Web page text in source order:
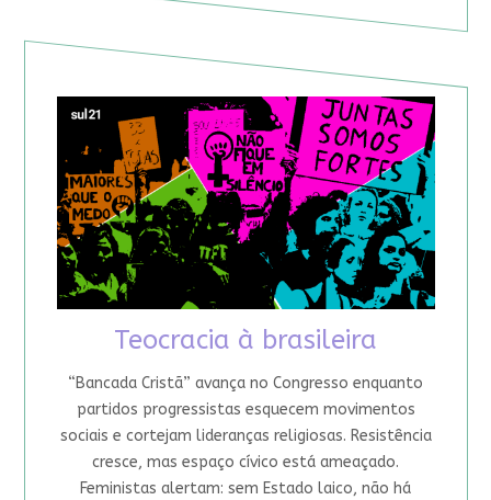
Teocracia à brasileira
“Bancada Cristã” avança no Congresso enquanto
partidos progressistas esquecem movimentos
sociais e cortejam lideranças religiosas. Resistência
cresce, mas espaço cívico está ameaçado.
Feministas alertam: sem Estado laico, não há